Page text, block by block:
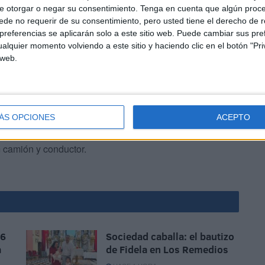
otorgar o negar su consentimiento. Tenga en cuenta que algún
no requerir de su consentimiento, pero usted tiene el derecho de
se aplicarán solo a este sitio web. Puede cambiar sus
momento volviendo a este sitio y haciendo clic en el botón
OPCIONES ACEPTO
y Ghazaouet, puertos de Argelia cuyos servicios de
han mantenido operativo el tráfico de ferris con
y conductor.
Sociedad caballa: el bautizo
de Fidela en Los Remedios